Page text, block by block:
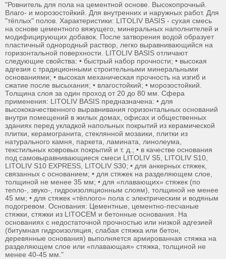
"Ровнитель для пола на цементной основе. Высокопрочный.
Влаго- и морозостойкий. Для внутренних и наружных работ. Для
"тёплых" полов. Характеристики: LITOLIV BASIS - сухая смесь
на основе цементного вяжущего, минеральных наполнителей и
модифицирующих добавок. После затворения водой образует
пластичный однородный раствор, легко выравнивающийся на
горизонтальной поверхности. LITOLIV BASIS отличают
следующие свойства: • быстрый набор прочности; • высокая
адгезия с традиционными строительными минеральными
основаниями; • высокая механическая прочность на изгиб и
сжатие после высыхания; • влагостойкий; • морозостойкий.
Толщина слоя за один проход от 20 до 80 мм. Сфера
применения: LITOLIV BASIS предназначена: • для
высококачественного выравнивания горизонтальных оснований
внутри помещений в жилых домах, офисах и общественных
зданиях перед укладкой напольных покрытий из керамической
плитки, керамогранита, стеклянной мозаики, плитки из
натурального камня, паркета, ламината, линолеума,
текстильных ковровых покрытий и т. д.; • в качестве основания
под самовыравнивающиеся смеси LITOLIV S5, LITOLIV S10,
LITOLIV S10 EXPRESS, LITOLIV S30; • для анкерных стяжек,
связанных с основанием; • для стяжек на разделяющем слое,
толщиной не менее 35 мм; • для «плавающих» стяжек (по
тепло-, звуко-, гидроизоляционным слоям), толщиной не менее
45 мм; • для стяжек «тёплого» пола с электрическим и водяным
подогревом. Основания: Цементные, цементно-песчаные
стяжки, стяжки из LITOCEM и бетонные основания. На
основаниях с недостаточной прочностью или низкой адгезией
(битумная гидроизоляция, слабая стяжка или бетон,
деревянные основания) выполняется армированная стяжка на
разделяющем слое или «плавающая» стяжка, толщиной не
менее 40-45 мм."